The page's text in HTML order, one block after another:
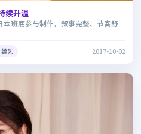
续升温
本班底参与制作，叙事完整、节奏舒
综艺 2017-10-02